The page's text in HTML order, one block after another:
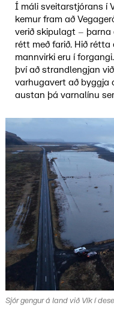
Í máli sveitarstjórans í
kemur fram að
verið skipulagt – þarna
rétt með farið. Hið
mannvirki eru í
því að strandlengjan
varhugavert að byggja
austan þá varnalínu
Sjór gengur á land við Vík í